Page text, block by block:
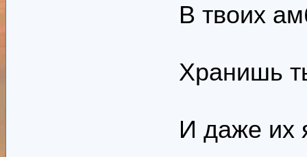
В твоих
Хранишь
И даже их